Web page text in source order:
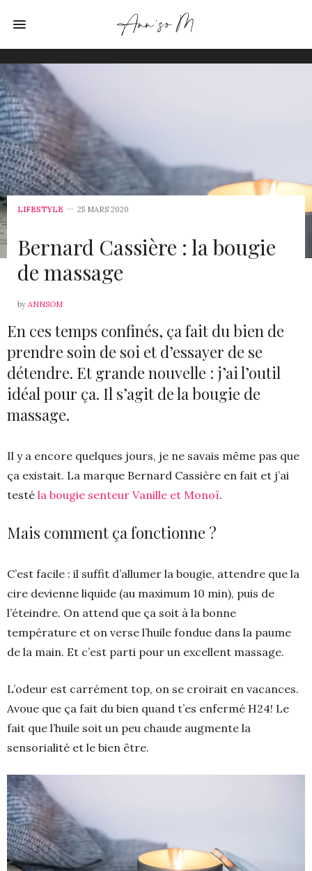
LIFESTYLE 25 MARS 2020
Bernard Cassière : la bougie
de massage
by ANNSOM
En ces temps confinés, ça fait du bien de
prendre soin de soi et d’essayer de se
détendre. Et grande nouvelle : j’ai l’outil
idéal pour ça. Il s’agit de la bougie de
massage.
Il y a encore quelques jours, je ne savais même pas que
ça existait. La marque Bernard Cassière en fait et j’ai
testé la bougie senteur Vanille et Monoï.
Mais comment ça fonctionne ?
C’est facile : il suffit d’allumer la bougie, attendre que la
cire devienne liquide (au maximum 10 min), puis de
l’éteindre. On attend que ça soit à la bonne
température et on verse l’huile fondue dans la paume
de la main. Et c’est parti pour un excellent massage.
L’odeur est carrément top, on se croirait en vacances.
Avoue que ça fait du bien quand t’es enfermé H24! Le
fait que l’huile soit un peu chaude augmente la
sensorialité et le bien être.